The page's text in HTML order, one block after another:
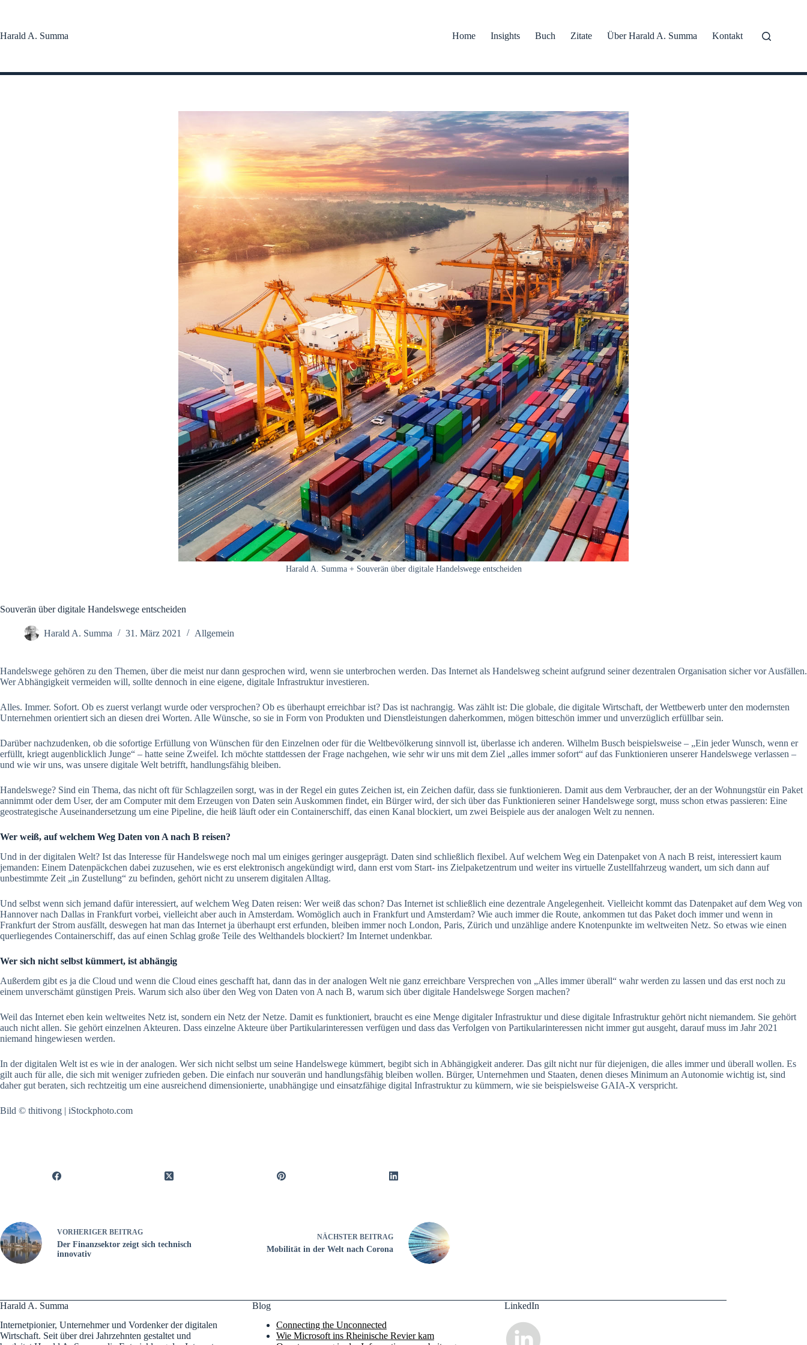
Harald A. Summa
Home Insights Buch Zitate Über Harald A. Summa Kontakt
Harald A. Summa + Souverän über digitale Handelswege entscheiden
Souverän über digitale Handelswege entscheiden
Harald A. Summa 31. März 2021 Allgemein
Handelswege gehören zu den Themen, über die meist nur dann gesprochen wird, wenn sie unterbrochen werden. Das Internet als Handelsweg scheint aufgrund seiner dezentralen Organisation sicher vor Ausfällen.
Wer Abhängigkeit vermeiden will, sollte dennoch in eine eigene, digitale Infrastruktur investieren.
Alles. Immer. Sofort. Ob es zuerst verlangt wurde oder versprochen? Ob es überhaupt erreichbar ist? Das ist nachrangig. Was zählt ist: Die globale, die digitale Wirtschaft, der Wettbewerb unter den modernsten
Unternehmen orientiert sich an diesen drei Worten. Alle Wünsche, so sie in Form von Produkten und Dienstleistungen daherkommen, mögen bitteschön immer und unverzüglich erfüllbar sein.
Darüber nachzudenken, ob die sofortige Erfüllung von Wünschen für den Einzelnen oder für die Weltbevölkerung sinnvoll ist, überlasse ich anderen. Wilhelm Busch beispielsweise – „Ein jeder Wunsch, wenn er
erfüllt, kriegt augenblicklich Junge“ – hatte seine Zweifel. Ich möchte stattdessen der Frage nachgehen, wie sehr wir uns mit dem Ziel „alles immer sofort“ auf das Funktionieren unserer Handelswege verlassen –
und wie wir uns, was unsere digitale Welt betrifft, handlungsfähig bleiben.
Handelswege? Sind ein Thema, das nicht oft für Schlagzeilen sorgt, was in der Regel ein gutes Zeichen ist, ein Zeichen dafür, dass sie funktionieren. Damit aus dem Verbraucher, der an der Wohnungstür ein Paket
annimmt oder dem User, der am Computer mit dem Erzeugen von Daten sein Auskommen findet, ein Bürger wird, der sich über das Funktionieren seiner Handelswege sorgt, muss schon etwas passieren: Eine
geostrategische Auseinandersetzung um eine Pipeline, die heiß läuft oder ein Containerschiff, das einen Kanal blockiert, um zwei Beispiele aus der analogen Welt zu nennen.
Wer weiß, auf welchem Weg Daten von A nach B reisen?
Und in der digitalen Welt? Ist das Interesse für Handelswege noch mal um einiges geringer ausgeprägt. Daten sind schließlich flexibel. Auf welchem Weg ein Datenpaket von A nach B reist, interessiert kaum
jemanden: Einem Datenpäckchen dabei zuzusehen, wie es erst elektronisch angekündigt wird, dann erst vom Start- ins Zielpaketzentrum und weiter ins virtuelle Zustellfahrzeug wandert, um sich dann auf
unbestimmte Zeit „in Zustellung“ zu befinden, gehört nicht zu unserem digitalen Alltag.
Und selbst wenn sich jemand dafür interessiert, auf welchem Weg Daten reisen: Wer weiß das schon? Das Internet ist schließlich eine dezentrale Angelegenheit. Vielleicht kommt das Datenpaket auf dem Weg von
Hannover nach Dallas in Frankfurt vorbei, vielleicht aber auch in Amsterdam. Womöglich auch in Frankfurt und Amsterdam? Wie auch immer die Route, ankommen tut das Paket doch immer und wenn in
Frankfurt der Strom ausfällt, deswegen hat man das Internet ja überhaupt erst erfunden, bleiben immer noch London, Paris, Zürich und unzählige andere Knotenpunkte im weltweiten Netz. So etwas wie einen
querliegendes Containerschiff, das auf einen Schlag große Teile des Welthandels blockiert? Im Internet undenkbar.
Wer sich nicht selbst kümmert, ist abhängig
Außerdem gibt es ja die Cloud und wenn die Cloud eines geschafft hat, dann das in der analogen Welt nie ganz erreichbare Versprechen von „Alles immer überall“ wahr werden zu lassen und das erst noch zu
einem unverschämt günstigen Preis. Warum sich also über den Weg von Daten von A nach B, warum sich über digitale Handelswege Sorgen machen?
Weil das Internet eben kein weltweites Netz ist, sondern ein Netz der Netze. Damit es funktioniert, braucht es eine Menge digitaler Infrastruktur und diese digitale Infrastruktur gehört nicht niemandem. Sie gehört
auch nicht allen. Sie gehört einzelnen Akteuren. Dass einzelne Akteure über Partikularinteressen verfügen und dass das Verfolgen von Partikularinteressen nicht immer gut ausgeht, darauf muss im Jahr 2021
niemand hingewiesen werden.
In der digitalen Welt ist es wie in der analogen. Wer sich nicht selbst um seine Handelswege kümmert, begibt sich in Abhängigkeit anderer. Das gilt nicht nur für diejenigen, die alles immer und überall wollen. Es
gilt auch für alle, die sich mit weniger zufrieden geben. Die einfach nur souverän und handlungsfähig bleiben wollen. Bürger, Unternehmen und Staaten, denen dieses Minimum an Autonomie wichtig ist, sind
daher gut beraten, sich rechtzeitig um eine ausreichend dimensionierte, unabhängige und einsatzfähige digital Infrastruktur zu kümmern, wie sie beispielsweise GAIA-X verspricht.
Bild © thitivong | iStockphoto.com
VORHERIGER BEITRAG
Der Finanzsektor zeigt sich technisch
innovativ
NÄCHSTER BEITRAG
Mobilität in der Welt nach Corona
Harald A. Summa
Internetpionier, Unternehmer und Vordenker der digitalen
Wirtschaft. Seit über drei Jahrzehnten gestaltet und
Blog
Connecting the Unconnected
Wie Microsoft ins Rheinische Revier kam
LinkedIn